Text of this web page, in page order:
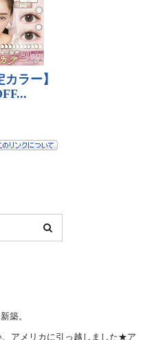
築。
アメリカに引っ越しました★ア